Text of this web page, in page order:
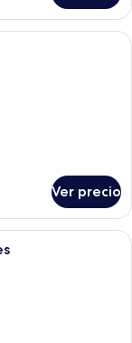
hotel con dos camas,
Ver precio
de hotel con cama,